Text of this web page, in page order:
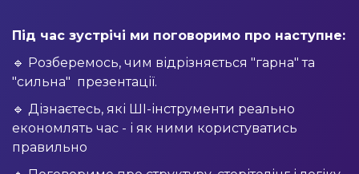
Під час зустрічі ми поговоримо про наступне:
🔹 Розберемось, чим відрізняється "гарна" та
"сильна" презентації.
🔹 Дізнаєтесь, які ШІ-інструменти реально
економлять час - і як ними користуватись
правильно